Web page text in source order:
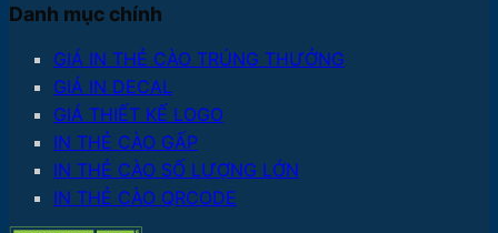
Danh mục chính
GIÁ IN THẺ CÀO TRÚNG THƯỞNG
GIÁ IN DECAL
GIÁ THIẾT KẾ LOGO
IN THẺ CÀO GẤP
IN THẺ CÀO SỐ LƯỢNG LỚN
IN THẺ CÀO QRCODE